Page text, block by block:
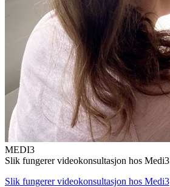
MEDI3
Slik fungerer videokonsultasjon hos Medi3
Slik fungerer videokonsultasjon hos Medi3